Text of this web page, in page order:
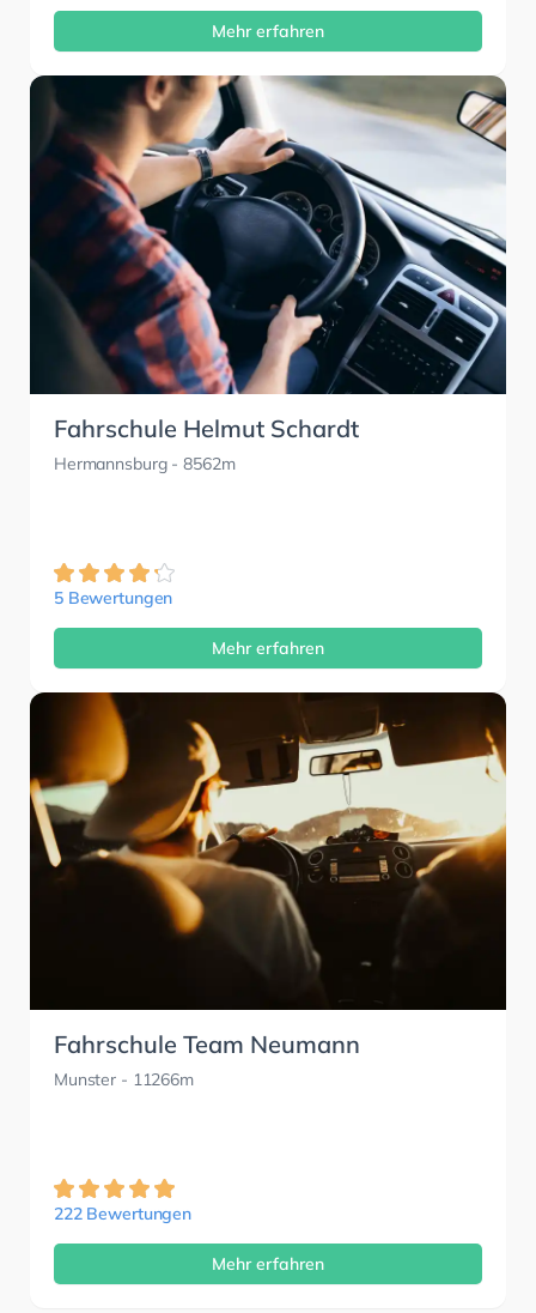
Mehr erfahren
Fahrschule Helmut Schardt
Hermannsburg- 8562m
5 Bewertungen
Mehr erfahren
Fahrschule Team Neumann
Munster - 11266m
222 Bewertungen
Mehr erfahren